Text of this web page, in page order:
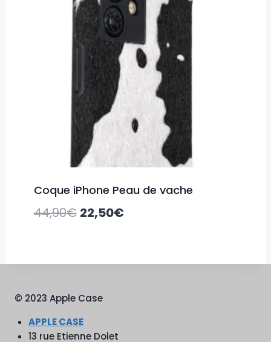
Coque iPhone Peau de vache
44,90€ Le
22,50€Le
© 2023 Apple Case
APPLE CASE
13 rue Etienne Dolet